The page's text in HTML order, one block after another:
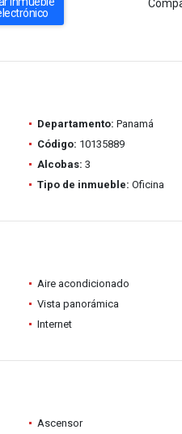
Departamento: Panamá
Código: 10135889
Alcobas: 3
Tipo de inmueble: Oficina
Aire acondicionado
Vista panorámica
Internet
Ascensor